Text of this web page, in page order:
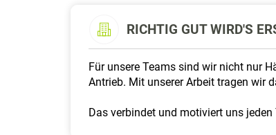
RICHTIG GUT WIRD'S
Für unsere Teams sind wir nicht nur
Antrieb. Mit unserer Arbeit tragen wir
Das verbindet und motiviert uns jeden